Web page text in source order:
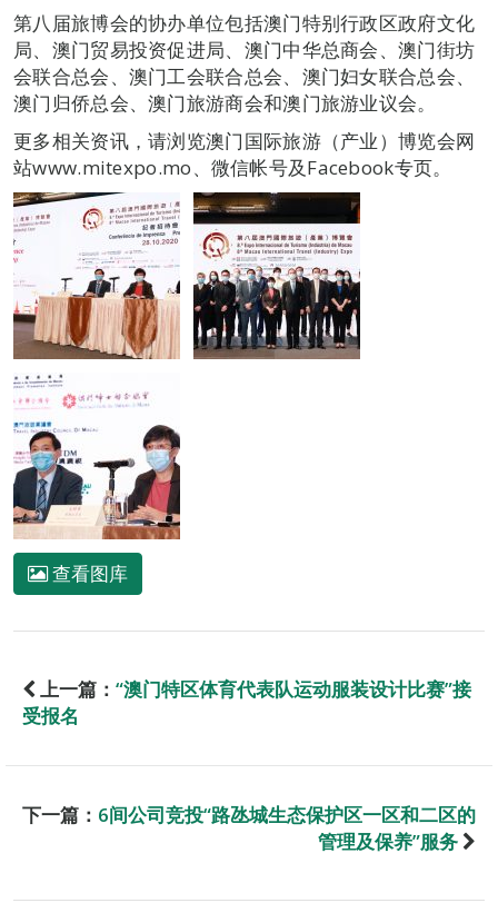
第八届旅博会的协办单位包括澳门特别行政区政府文化
局、澳门贸易投资促进局、澳门中华总商会、澳门街坊
会联合总会、澳门工会联合总会、澳门妇女联合总会、
澳门归侨总会、澳门旅游商会和澳门旅游业议会。
更多相关资讯，请浏览澳门国际旅游（产业）博览会网
站www.mitexpo.mo、微信帐号及Facebook专页。
查看图库
上一篇： “澳门特区体育代表队运动服装设计比赛”接
受报名
下一篇： 6间公司竞投“路氹城生态保护区一区和二区的
管理及保养”服务